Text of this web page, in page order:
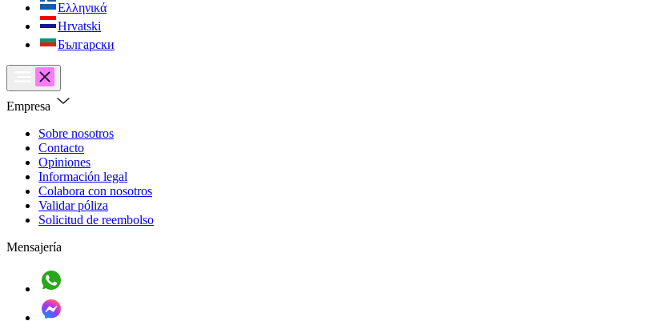
Ελληνικά
Hrvatski
Български
Empresa
Sobre nosotros
Contacto
Opiniones
Información legal
Colabora con nosotros
Validar póliza
Solicitud de reembolso
Mensajería